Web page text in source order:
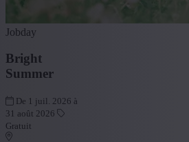
Jobday
Bright
Summer
De 1 juil. 2026 à
31 août 2026
Gratuit